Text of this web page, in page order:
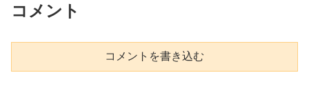
コメント
コメントを書き込む